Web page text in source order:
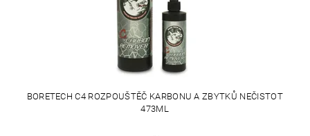
BORETECH C4 ROZPOUŠTĚČ KARBONU A ZBYTKŮ NEČISTOT
473ML